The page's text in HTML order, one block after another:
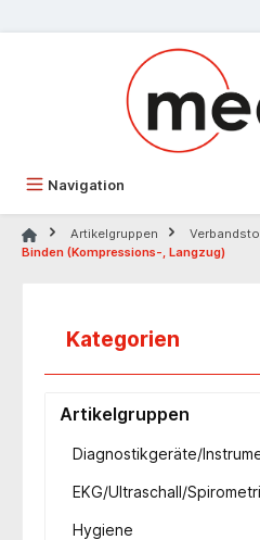
Navigation
Artikelgruppen
Binden (Kompressions-, Langzug)
Kategorien
Artikelgruppen
Diagnostikgeräte/
EKG/Ultraschall/
Hygiene